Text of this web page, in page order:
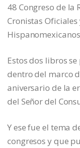
48 Congreso de la
Cronistas
Estos dos libros
dentro del marco
aniversario de la
del Señor del
Y ese fue el tema
congresos y que